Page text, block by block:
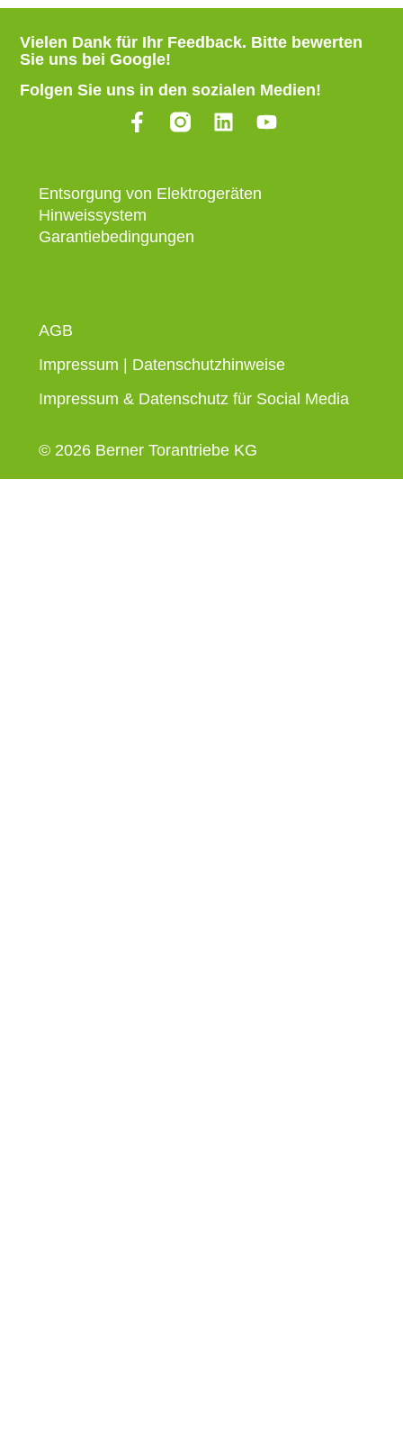
Vielen Dank für Ihr Feedback. Bitte bewerten
Sie uns bei Google!
Folgen Sie uns in den sozialen Medien!
Entsorgung von Elektrogeräten
Hinweissystem
Garantiebedingungen
AGB
Impressum
Datenschutzhinweise
Impressum & Datenschutz für Social Media
© 2026 Berner Torantriebe KG